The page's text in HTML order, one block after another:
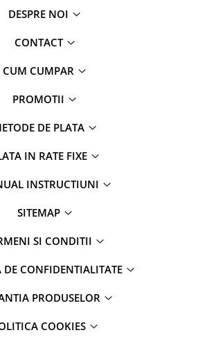
DESPRE NOI
CONTACT
CUM CUMPAR
PROMOTII
DE PLATA
IN RATE FIXE
INSTRUCTIUNI
SITEMAP
SI CONDITII
DE CONFIDENTIALITATE
PRODUSELOR
COOKIES